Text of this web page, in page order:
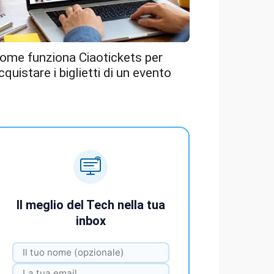
funziona Ciaotickets per
i biglietti di un evento
Il meglio del Tech nella tua
inbox